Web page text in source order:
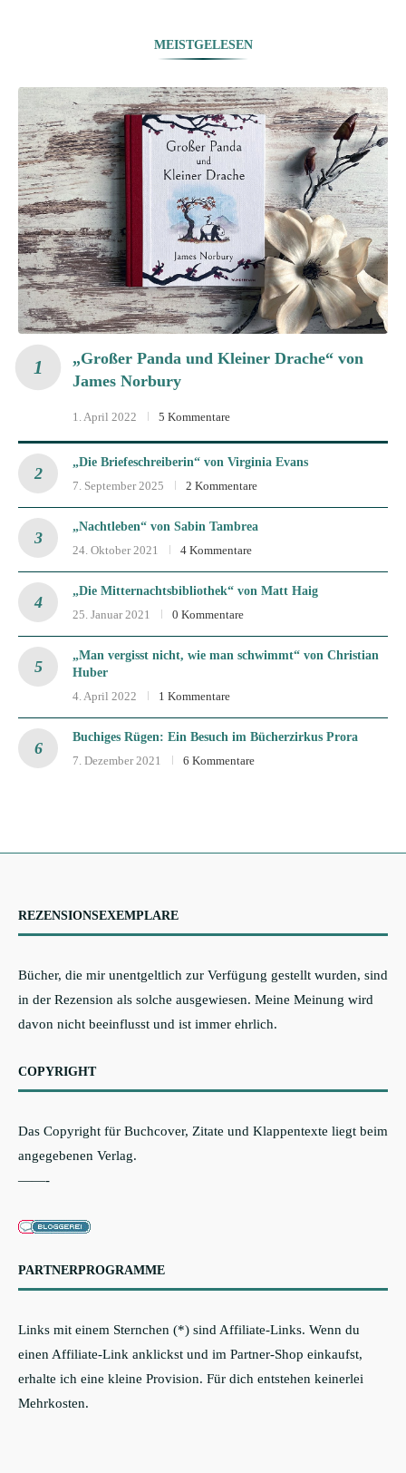
MEISTGELESEN
„Großer Panda und Kleiner Drache“ von
James Norbury
1. April 2022 5 Kommentare
„Die Briefeschreiberin“ von Virginia Evans
7. September 2025
2 Kommentare
„Nachtleben“ von Sabin Tambrea
24. Oktober 2021
4 Kommentare
„Die Mitternachtsbibliothek“ von Matt Haig
25. Januar 2021
0 Kommentare
„Man vergisst nicht, wie man schwimmt“ von Christian
Huber
4. April 2022
1 Kommentare
Buchiges Rügen: Ein Besuch im Bücherzirkus Prora
7. Dezember 2021
6 Kommentare
REZENSIONSEXEMPLARE
Bücher, die mir unentgeltlich zur Verfügung gestellt wurden, sind
in der Rezension als solche ausgewiesen. Meine Meinung wird
davon nicht beeinflusst und ist immer ehrlich.
COPYRIGHT
Das Copyright für Buchcover, Zitate und Klappentexte liegt beim
angegebenen Verlag.
——-
PARTNERPROGRAMME
Links mit einem Sternchen (*) sind Affiliate-Links. Wenn du
einen Affiliate-Link anklickst und im Partner-Shop einkaufst,
erhalte ich eine kleine Provision. Für dich entstehen keinerlei
Mehrkosten.